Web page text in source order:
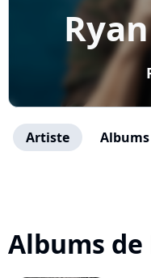
Artiste
Albums de